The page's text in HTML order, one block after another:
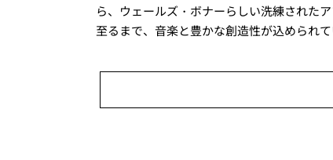
ら、ウェールズ・ボナーらしい洗練された
至るまで、音楽と豊かな創造性が込められて